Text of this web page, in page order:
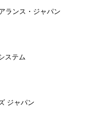
ランス・ジャパン
ステム
ジャパン